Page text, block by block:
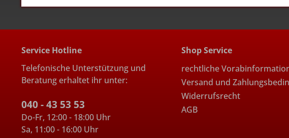
Service Hotline
Telefonische Unterstützung und
Beratung erhaltet ihr unter:
040 - 43 53 53
Do-Fr, 12:00 - 18:00 Uhr
Sa, 11:00 - 16:00 Uhr
Shop Service
rechtliche
Versand und
Widerrufsrecht
AGB